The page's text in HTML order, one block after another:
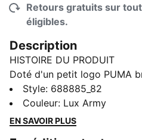
Retours gratuits sur
éligibles.
Description
HISTOIRE DU PRODUIT
Doté d'un petit logo PUMA
deux boutons avec col
d'inspiration athlétique et
pour toutes les occasions, il
Style: 688885_82
Couleur: Lux Army
EN SAVOIR PLUS